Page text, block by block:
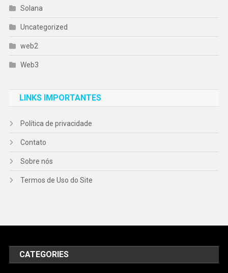
Solana
Uncategorized
web2
Web3
LINKS IMPORTANTES
Política de privacidade
Contato
Sobre nós
Termos de Uso do Site
CATEGORIES